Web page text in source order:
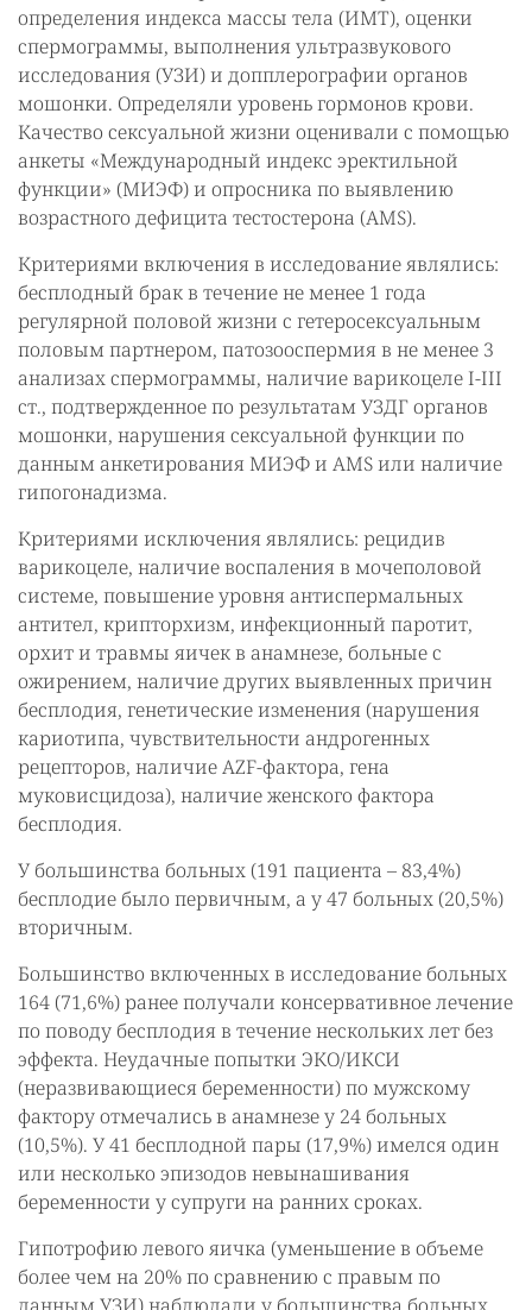
определения индекса массы тела (ИМТ), оценки
спермограммы, выполнения ультразвукового
исследования (УЗИ) и допплерографии органов
мошонки. Определяли уровень гормонов крови.
Качество сексуальной жизни оценивали с помощью
анкеты «Международный индекс эректильной
функции» (МИЭФ) и опросника по выявлению
возрастного дефицита тестостерона (АMS).
Критериями включения в исследование являлись:
бесплодный брак в течение не менее 1 года
регулярной половой жизни с гетеросексуальным
половым партнером, патозооспермия в не менее 3
анализах спермограммы, наличие варикоцеле I-III
ст., подтвержденное по результатам УЗДГ органов
мошонки, нарушения сексуальной функции по
данным анкетирования МИЭФ и AMS или наличие
гипогонадизма.
Критериями исключения являлись: рецидив
варикоцеле, наличие воспаления в мочеполовой
системе, повышение уровня антиспермальных
антител, крипторхизм, инфекционный паротит,
орхит и травмы яичек в анамнезе, больные с
ожирением, наличие других выявленных причин
бесплодия, генетические изменения (нарушения
кариотипа, чувствительности андрогенных
рецепторов, наличие AZF-фактора, гена
муковисцидоза), наличие женского фактора
бесплодия.
У большинства больных (191 пациента – 83,4%)
бесплодие было первичным, а у 47 больных (20,5%)
вторичным.
Большинство включенных в исследование больных
164 (71,6%) ранее получали консервативное лечение
по поводу бесплодия в течение нескольких лет без
эффекта. Неудачные попытки ЭКО/ИКСИ
(неразвивающиеся беременности) по мужскому
фактору отмечались в анамнезе у 24 больных
(10,5%). У 41 бесплодной пары (17,9%) имелся один
или несколько эпизодов невынашивания
беременности у супруги на ранних сроках.
Гипотрофию левого яичка (уменьшение в объеме
более чем на 20% по сравнению с правым по